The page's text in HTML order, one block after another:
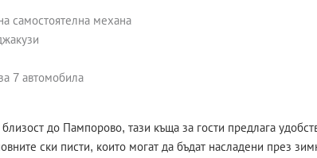
самостоятелна механа
7 автомобила
до Пампорово, тази къща за гости предлага
ски писти, които могат да бъдат насладени през